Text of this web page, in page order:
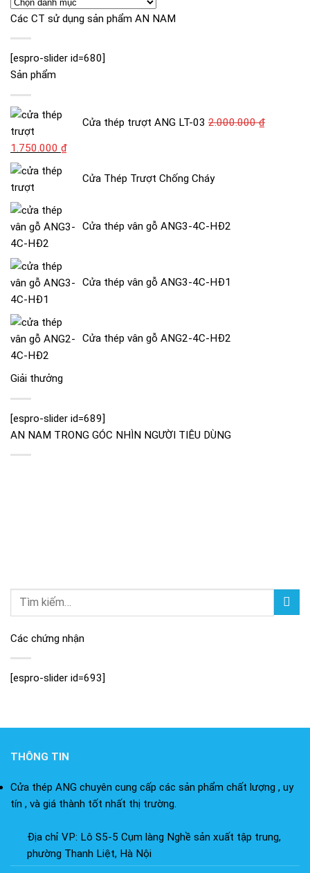
Các CT sử dụng sản phẩm AN NAM
[espro-slider id=680]
Sản phẩm
Cửa thép trượt ANG LT-03 2.000.000₫
Giá
gốc
1.750.000 ₫Giá
Cửa Thép Trượt Chống Cháy
Cửa thép vân gỗ ANG3-4C-HĐ2
Cửa thép vân gỗ ANG3-4C-HĐ1
Cửa thép vân gỗ ANG2-4C-HĐ2
Giải thưởng
[espro-slider id=689]
AN NAM TRONG GÓC NHÌN NGƯỜI TIÊU DÙNG
Các chứng nhận
[espro-slider id=693]
THÔNG TIN
Cửa thép ANG chuyên cung cấp các sản phẩm chất lượng , uy
tín , và giá thành tốt nhất thị trường.
Địa chỉ VP: Lô S5-5 Cụm làng Nghề sản xuất tập trung,
phường Thanh Liệt, Hà Nội